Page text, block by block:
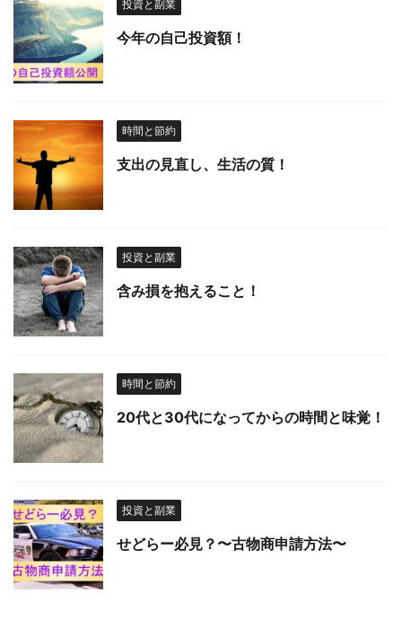
投資と副業
今年の自己投資額！
時間と節約
支出の見直し、生活の質！
投資と副業
含み損を抱えること！
時間と節約
20代と30代になってからの時間と味覚！
投資と副業
せどらー必見？〜古物商申請方法〜